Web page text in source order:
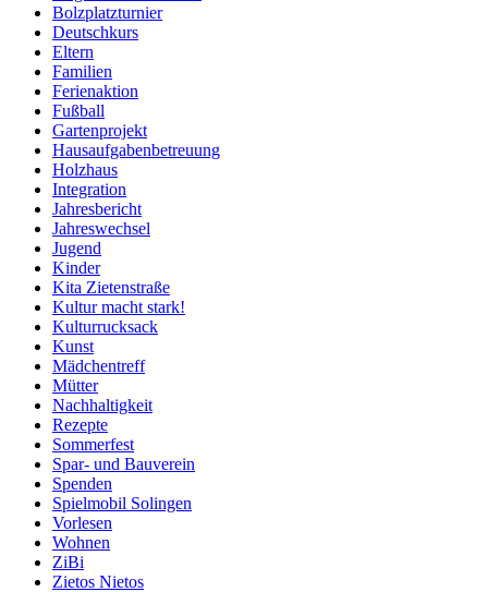
Bolzplatzturnier
Deutschkurs
Eltern
Familien
Ferienaktion
Fußball
Gartenprojekt
Hausaufgabenbetreuung
Holzhaus
Integration
Jahresbericht
Jahreswechsel
Jugend
Kinder
Kita Zietenstraße
Kultur macht stark!
Kulturrucksack
Kunst
Mädchentreff
Mütter
Nachhaltigkeit
Rezepte
Sommerfest
Spar- und Bauverein
Spenden
Spielmobil Solingen
Vorlesen
Wohnen
ZiBi
Zietos Nietos